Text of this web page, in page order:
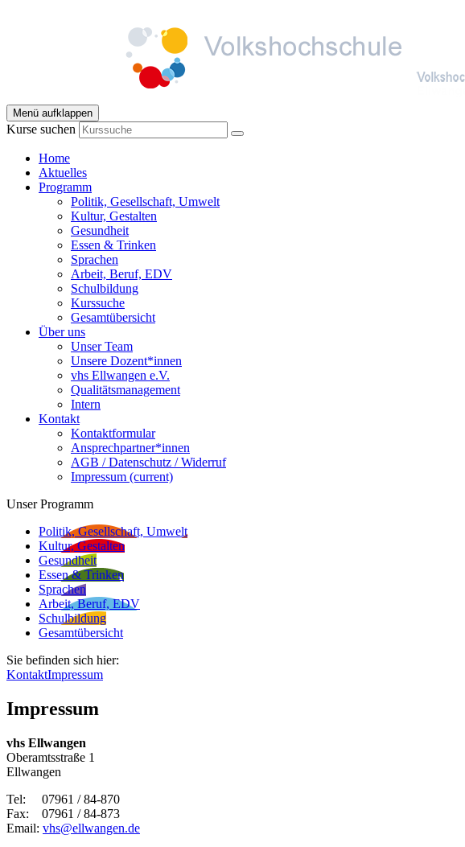
Menü aufklappen
Kurse suchen
Home
Aktuelles
Programm
Politik, Gesellschaft, Umwelt
Kultur, Gestalten
Gesundheit
Essen & Trinken
Sprachen
Arbeit, Beruf, EDV
Schulbildung
Kurssuche
Gesamtübersicht
Über uns
Unser Team
Unsere Dozent*innen
vhs Ellwangen e.V.
Qualitätsmanagement
Intern
Kontakt
Kontaktformular
Ansprechpartner*innen
AGB / Datenschutz / Widerruf
Impressum (current)
Unser Programm
Politik, Gesellschaft, Umwelt
Kultur, Gestalten
Gesundheit
Essen & Trinken
Sprachen
Arbeit, Beruf, EDV
Schulbildung
Gesamtübersicht
Sie befinden sich hier:
KontaktImpressum
Impressum
vhs Ellwangen
Oberamtsstraße 1
Ellwangen
Tel: 07961 / 84-870
Fax: 07961 / 84-873
Email: vhs@ellwangen.de